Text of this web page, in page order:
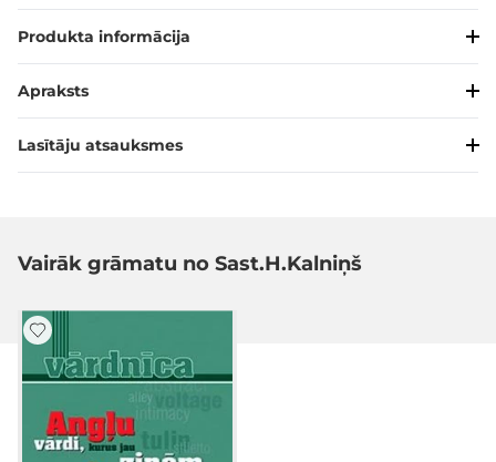
Produkta informācija
Apraksts
Lasītāju atsauksmes
Vairāk grāmatu no Sast.H.Kalniņš